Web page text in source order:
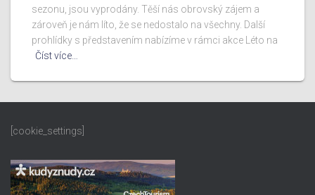
sezonu, jsou vyprodány. Těší nás obrovský zájem a
zároveň je nám líto, že se nedostalo na všechny. Další
prohlídky s představením nabízíme v rámci akce Léto na
Číst více…
[cookie_settings]